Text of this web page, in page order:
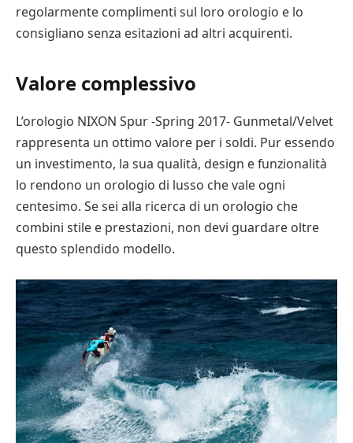
regolarmente complimenti sul loro orologio e lo
consigliano senza esitazioni ad altri acquirenti.
Valore complessivo
L’orologio NIXON Spur -Spring 2017- Gunmetal/Velvet
rappresenta un ottimo valore per i soldi. Pur essendo
un investimento, la sua qualità, design e funzionalità
lo rendono un orologio di lusso che vale ogni
centesimo. Se sei alla ricerca di un orologio che
combini stile e prestazioni, non devi guardare oltre
questo splendido modello.